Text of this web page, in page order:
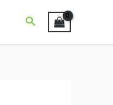
Pretraga